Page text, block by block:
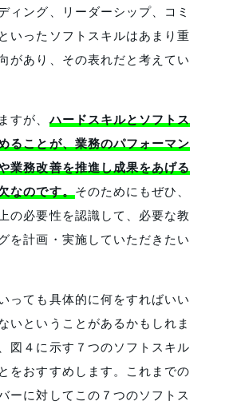
ィング、リーダーシップ、コミ
いったソフトスキルはあまり重
があり、その表れだと考えてい
すが、ハードスキルとソフトス
ることが、業務のパフォーマン
業務改善を推進し成果をあげる
なのです。そのためにもぜひ、
の必要性を認識して、必要な教
を計画・実施していただきたい
っても具体的に何をすればいい
いということがあるかもしれま
図４に示す７つのソフトスキル
をおすすめします。これまでの
ーに対してこの７つのソフトス